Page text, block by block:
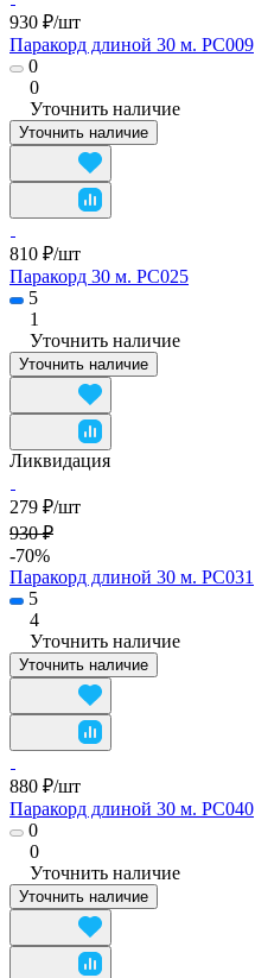
930 ₽/шт
Паракорд длиной 30 м. PC009
0
0
Уточнить наличие
Уточнить наличие
810 ₽/шт
Паракорд 30 м. PC025
5
1
Уточнить наличие
Уточнить наличие
Ликвидация
279 ₽/шт
930 ₽
-70%
Паракорд длиной 30 м. PC031
5
4
Уточнить наличие
Уточнить наличие
880 ₽/шт
Паракорд длиной 30 м. PC040
0
0
Уточнить наличие
Уточнить наличие